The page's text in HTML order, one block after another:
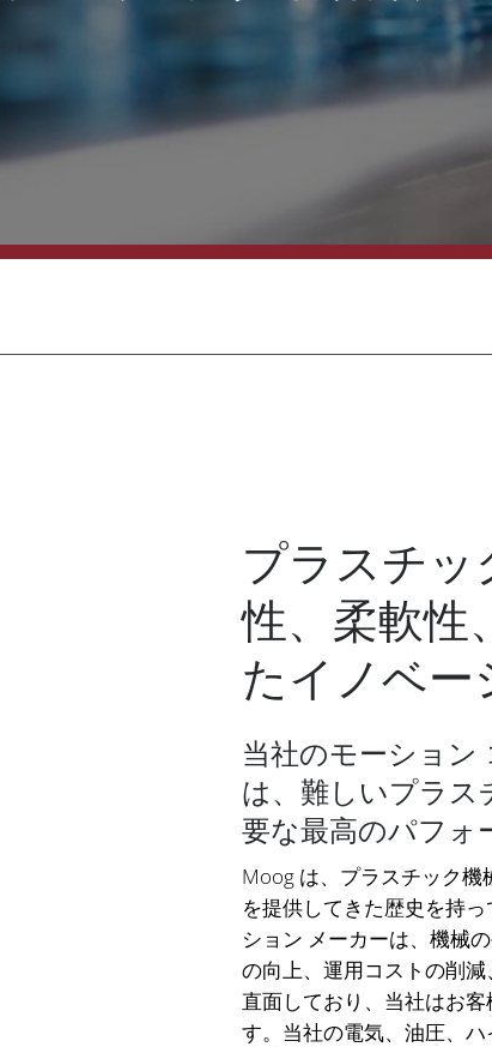
プラスチ
性、柔軟性
たイノベー
当社のモーショ
は、難しいプラス
要な最高のパフォ
Moog は、プラスチック
を提供してきた歴史を持
ション メーカーは、機械
の向上、運用コストの削
直面しており、当社はお
す。当社の電気、油圧、